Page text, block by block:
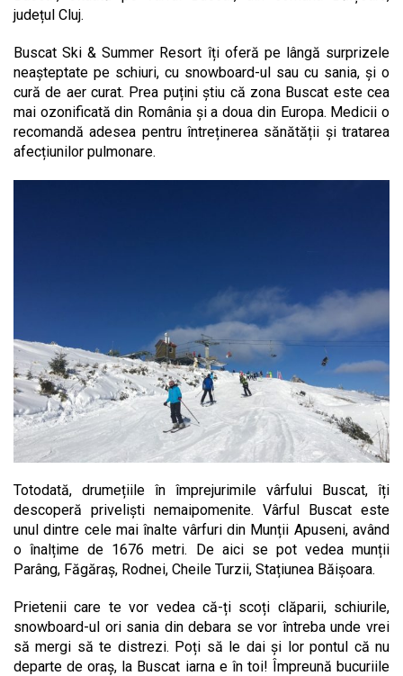
județul Cluj.
Buscat Ski & Summer Resort îți oferă pe lângă surprizele
neașteptate pe schiuri, cu snowboard-ul sau cu sania, și o
cură de aer curat. Prea puțini știu că zona Buscat este cea
mai ozonificată din România și a doua din Europa. Medicii o
recomandă adesea pentru întreținerea sănătății și tratarea
afecțiunilor pulmonare.
Totodată, drumețiile în împrejurimile vârfului Buscat, îți
descoperă priveliști nemaipomenite. Vârful Buscat este
unul dintre cele mai înalte vârfuri din Munții Apuseni, având
o înalțime de 1676 metri. De aici se pot vedea munții
Parâng, Făgăraș, Rodnei, Cheile Turzii, Stațiunea Băișoara.
Prietenii care te vor vedea că-ți scoți clăparii, schiurile,
snowboard-ul ori sania din debara se vor întreba unde vrei
să mergi să te distrezi. Poți să le dai și lor pontul că nu
departe de oraș, la Buscat iarna e în toi! Împreună bucuriile